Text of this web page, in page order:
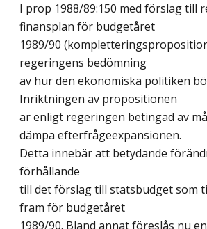
I prop 1988/89:150 med förslag till
finansplan för budgetåret
1989/90
regeringens bedömning
av hur den ekonomiska politiken
Inriktningen av propositionen
är enligt regeringen betingad av
dämpa efterfrågeexpansionen.
Detta innebär att betydande
förhållande
till det förslag till statsbudget som
fram för budgetåret
1989/90. Bland annat föreslås nu